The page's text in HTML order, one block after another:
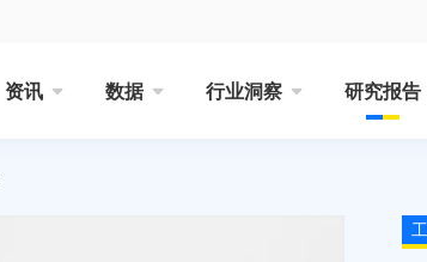
资讯 数据 行业洞察 研究报告